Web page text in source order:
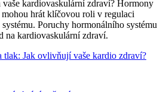
kardiovaskulární zdraví? Hormony
mohou hrát klíčovou roli v regulaci
Poruchy hormonálního systému
na kardiovaskulární zdraví.
tlak: Jak ovlivňují vaše kardio zdraví?